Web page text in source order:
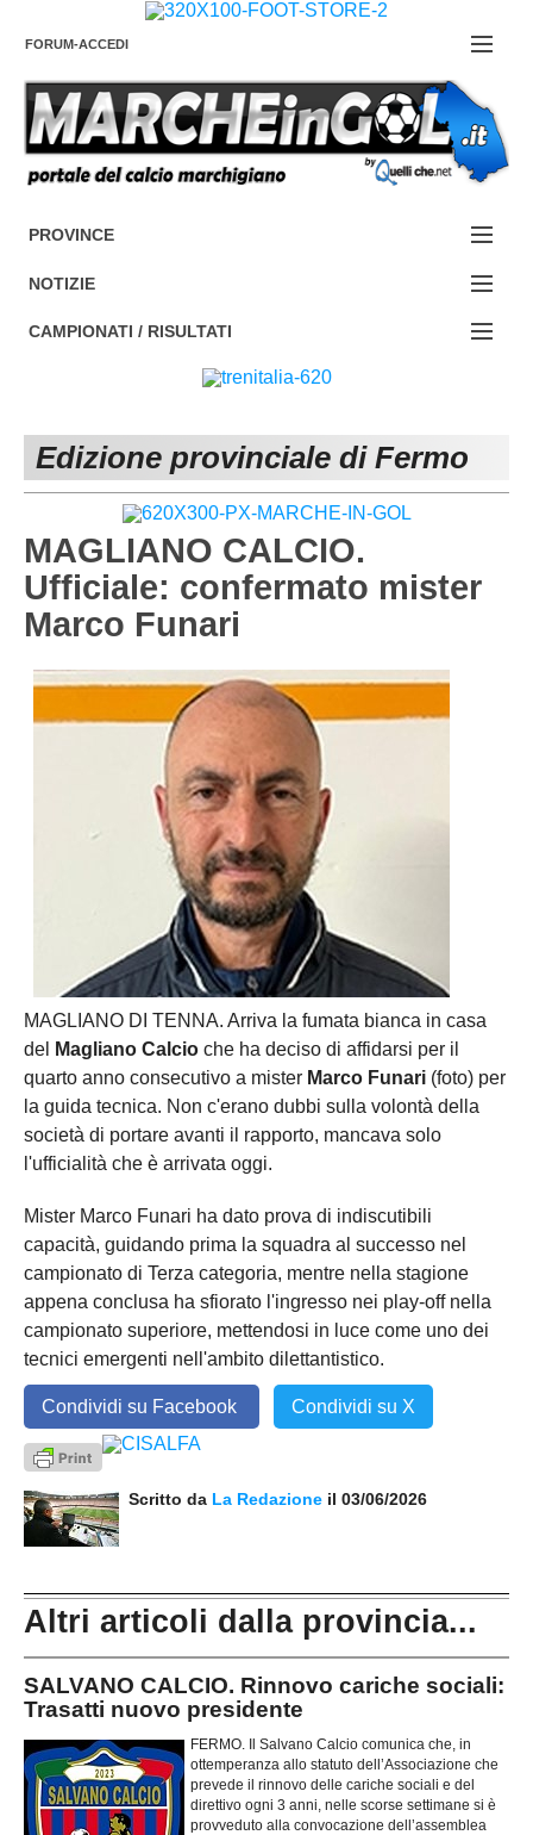
FORUM-ACCEDI
Contattaci
PROVINCE
EDIZIONE:
ANCONA
MACERATA
PESARO URBINO
NOTIZIE
NOTIZIE:
ECCELLENZA
PROMOZIONE
1^ CATEGORIA
2^ CATEGORIA
3^ CATEGORIA
GIOVANILI
CAMPIONATI / RISULTATI
NAZIONALI
REGIONALI
Edizione provinciale di Fermo
MAGLIANO CALCIO.
Ufficiale: confermato mister
Marco Funari
MAGLIANO DI TENNA. Arriva la fumata bianca in casa
del
Magliano Calcio che ha deciso di affidarsi per il
quarto anno consecutivo a mister Marco Funari (foto) per
la guida tecnica. Non c'erano dubbi sulla volontà della
società di portare avanti il rapporto, mancava solo
l'ufficialità che è arrivata oggi.
Mister Marco Funari ha dato prova di indiscutibili
capacità, guidando prima la squadra al successo nel
campionato di Terza categoria, mentre nella stagione
appena conclusa ha sfiorato l'ingresso nei play-off nella
campionato superiore, mettendosi in luce come uno dei
tecnici emergenti nell'ambito dilettantistico.
Condividi su Facebook Condividi su X
Scritto da La Redazione il 03/06/2026
Altri articoli dalla provincia...
SALVANO CALCIO. Rinnovo cariche sociali:
Trasatti nuovo presidente
FERMO. Il Salvano Calcio comunica che, in
ottemperanza allo statuto dell’Associazione che
prevede il rinnovo delle cariche sociali e del
direttivo ogni 3 anni, nelle scorse settimane si è
provveduto alla convocazione dell’assemblea